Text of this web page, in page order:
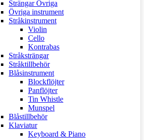
Strängar Övriga
Övriga instrument
Stråkinstrument
Violin
Cello
Kontrabas
Stråksträngar
Stråktillbehör
Blåsinstrument
Blockflöjter
Panflöjter
Tin Whistle
Munspel
Blåstillbehör
Klaviatur
Keyboard & Piano